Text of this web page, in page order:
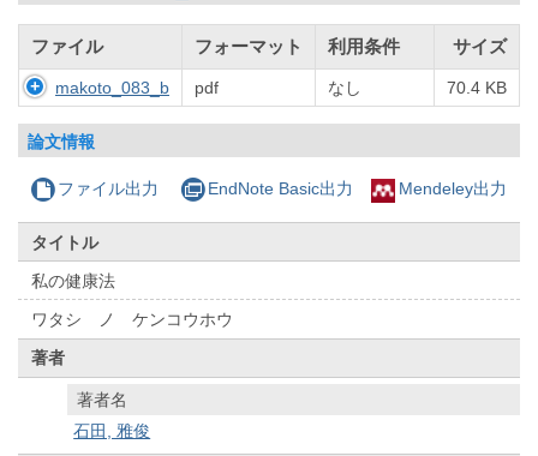
ファイル フォーマット 利用条件 サイズ
makoto_083_b pdf なし 70.4 KB
論文情報
ファイル出力 EndNote Basic出力 Mendeley出力
タイトル
私の健康法
ワタシ ノ ケンコウホウ
著者
著者名
石田, 雅俊